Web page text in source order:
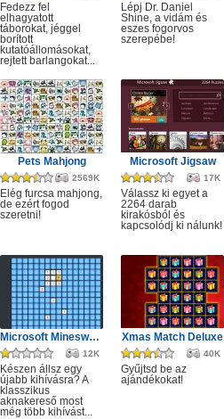
Fedezz fel
elhagyatott
táborokat, jéggel
borított
kutatóállomásokat,
rejtett barlangokat...
Lépj Dr. Daniel
Shine, a vidám és
eszes fogorvos
szerepébe!
Pets Mahjong
2569K
Elég furcsa mahjong,
de ezért fogod
szeretni!
Microsoft Jigsaw
17K
Válassz ki egyet a
2264 darab
kirakósból és
kapcsolódj ki nálunk!
Microsoft Minesweeper
12K
Készen állsz egy
újabb kihívásra? A
klasszikus
aknakereső most
még több kihívást...
Xmas Match Deluxe
40K
Gyűjtsd be az
ajándékokat!